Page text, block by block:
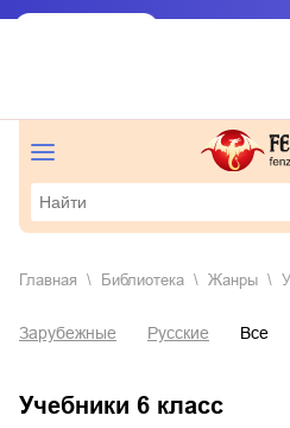
Главная Библиотека Жанры
Зарубежные Русские Все
учебники 6 класс